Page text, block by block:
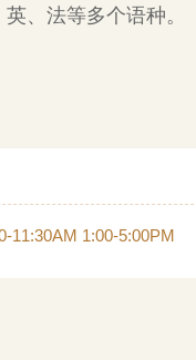
、法等多个语种。
11:30AM 1:00-5:00PM